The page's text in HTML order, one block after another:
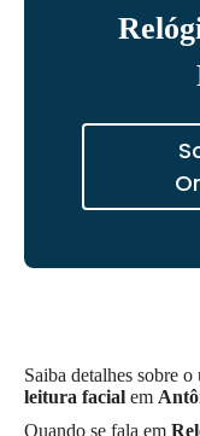
Saiba detalhes sobre o
leitura facial em
Quando se fala em